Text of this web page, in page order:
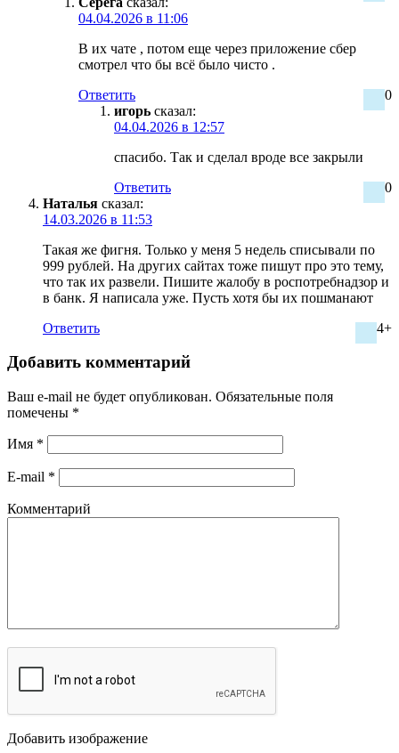
04.04.2026 в 11:06
В их чате , потом еще через приложение сбер
смотрел что бы всё было чисто .
0
Ответить
игорь сказал:
04.04.2026 в 12:57
спасибо. Так и сделал вроде все закрыли
0
Ответить
Наталья сказал:
14.03.2026 в 11:53
Такая же фигня. Только у меня 5 недель списывали по
999 рублей. На других сайтах тоже пишут про это тему,
что так их развели. Пишите жалобу в роспотребнадзор и
в банк. Я написала уже. Пусть хотя бы их пошманают
4+
Ответить
Добавить комментарий
Ваш e-mail не будет опубликован. Обязательные поля
помечены *
Имя *
E-mail *
Комментарий
Добавить изображение